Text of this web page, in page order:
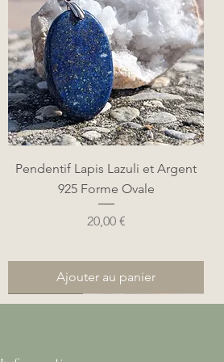
Aperçu rapide
Pendentif Lapis Lazuli et Argent
925 Forme Ovale
Prix
20,00 €
Ajouter au panier
Nouveauté
Nouveauté